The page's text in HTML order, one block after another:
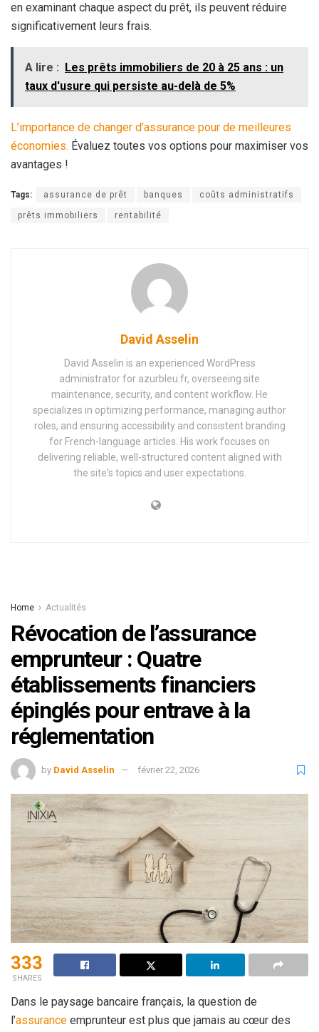
en examinant chaque aspect du prêt, ils peuvent réduire
significativement leurs frais.
A lire :
Les prêts immobiliers de 20 à 25 ans : un
taux d'usure qui persiste au-delà de 5%
L’importance de changer d’assurance pour de meilleures
économies. Évaluez toutes vos options pour maximiser vos
avantages !
Tags: assurance de prêt banques coûts administratifs
prêts immobiliers rentabilité
David Asselin
David Asselin is an experienced WordPress
administrator for azurbleu.fr, overseeing site
maintenance, security, and content workflow. He
specializes in optimizing performance, managing author
roles, and ensuring accessibility and consistent branding
for French-language articles. His work focuses on
delivering reliable, well-structured content aligned with
the site's topics and user expectations.
Home Actualités
Révocation de l’assurance
emprunteur : Quatre
établissements financiers
épinglés pour entrave à la
réglementation
by David Asselin février 22, 2026
333
SHARES
Dans le paysage bancaire français, la question de
l’assurance emprunteur est plus que jamais au cœur des